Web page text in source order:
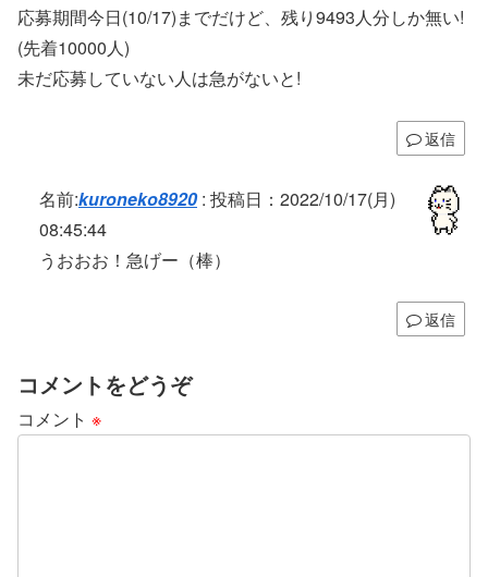
応募期間今日(10/17)までだけど、残り9493人分しか無い!
(先着10000人)
未だ応募していない人は急がないと!
返信
名前:kuroneko8920: 投稿日：2022/10/17(月)
08:45:44
うおおお！急げー（棒）
返信
コメントをどうぞ
コメント ※